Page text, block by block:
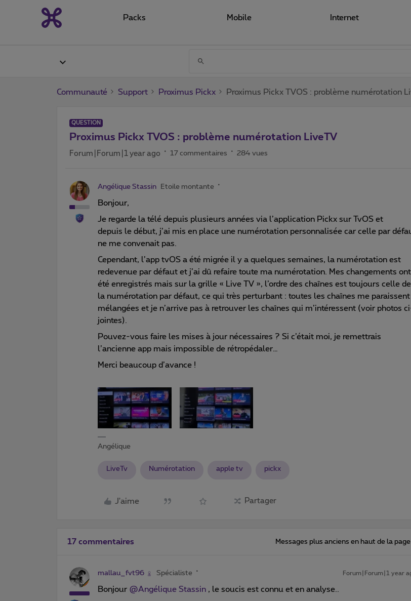
Packs Mobile Internet
Communauté Support Proximus Pickx Proximus Pickx TVOS : problème numérotation
QUESTION
Proximus Pickx TVOS : problème numérotation LiveTV
Forum|Forum|1 year ago 17 commentaires 284 vues
Angélique Stassin Etoile montante
Bonjour,
Je regarde la télé depuis plusieurs années via l’application Pickx sur TvOS et
depuis le début, j’ai mis en place une numérotation personnalisée car celle par
ne me convenait pas.
Cependant, l’app tvOS a été migrée il y a quelques semaines, la numérotation est
redevenue par défaut et j’ai dû refaire toute ma numérotation. Mes changements ont
été enregistrés mais sur la grille « Live TV », l’ordre des chaînes est toujours celle de
la numérotation par défaut, ce qui très perturbant : toutes les chaînes me paraissent
mélangées et je n’arrive pas à retrouver les chaînes qui m’intéressent (voir photos
jointes).
Pouvez-vous faire les mises à jour nécessaires ? Si c’était moi, je remettrais
l’ancienne app mais impossible de rétropédaler…
Merci beaucoup d’avance !
Angélique
LiveTv Numérotation apple tv pickx
J'aime Partager
17 commentaires Messages plus anciens en haut de la page
mallau_fvt96 Spécialiste Forum|Forum|1 year
Bonjour @Angélique Stassin , le soucis est connu et en analyse..